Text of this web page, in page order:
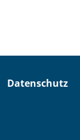
Datenschutz